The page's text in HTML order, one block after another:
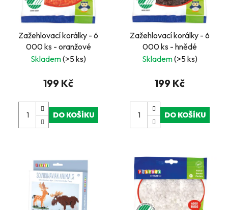
Zažehlovací korálky - 6
000 ks - oranžové
Skladem(>5 ks)
199 Kč
DO KOŠÍKU
Zažehlovací korálky - 6
000 ks - hnědé
Skladem(>5 ks)
199 Kč
DO KOŠÍKU